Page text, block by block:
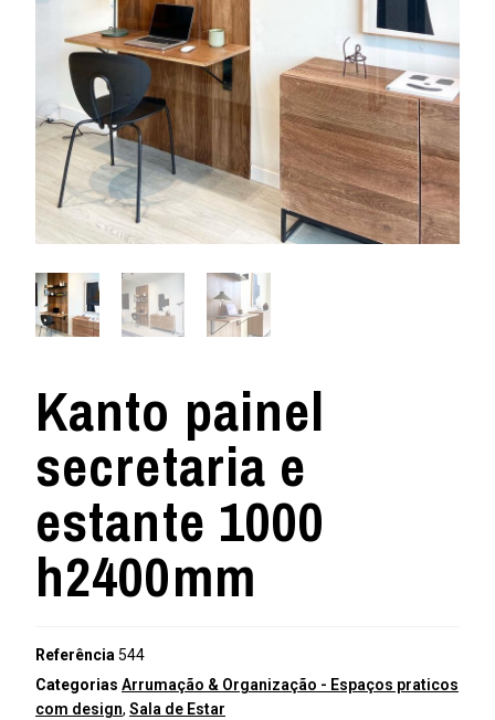
Kanto painel
secretaria e
estante 1000
h2400mm
Referência544
Categorias Arrumação & Organização - Espaços praticos
com design, Sala de Estar